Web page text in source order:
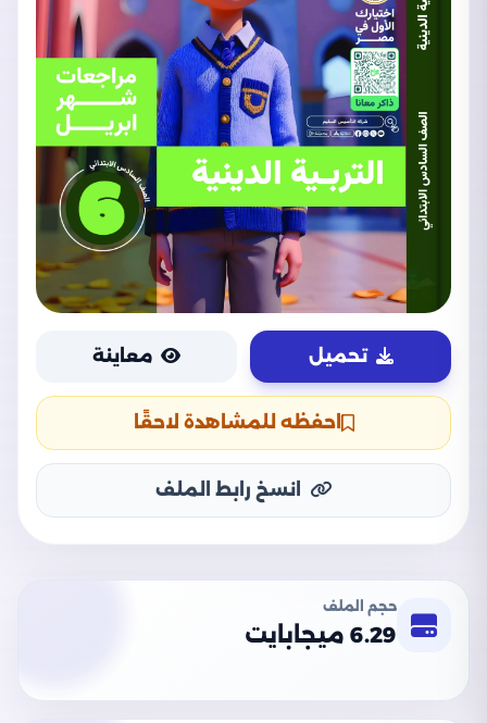
تحميل معاينة
احفظه للمشاهدة لاحقًا
انسخ رابط الملف
حجم الملف
6.29 ميجابايت